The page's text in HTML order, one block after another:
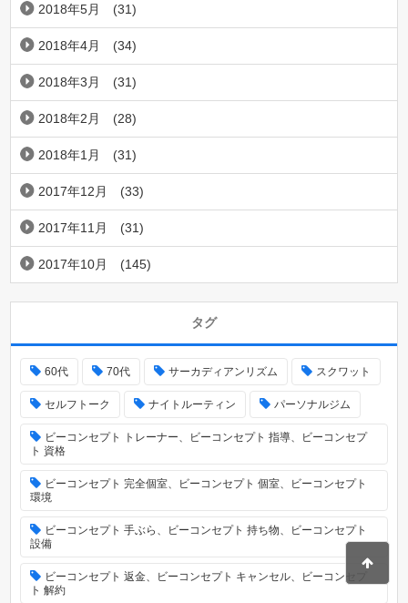
2018年5月 (31)
2018年4月 (34)
2018年3月 (31)
2018年2月 (28)
2018年1月 (31)
2017年12月 (33)
2017年11月 (31)
2017年10月 (145)
タグ
60代 70代 サーカディアンリズム スクワット
セルフトーク ナイトルーティン パーソナルジム
ビーコンセプト トレーナー、ビーコンセプト 指導、ビーコンセプ
ト 資格
ビーコンセプト 完全個室、ビーコンセプト 個室、ビーコンセプト
環境
ビーコンセプト 手ぶら、ビーコンセプト 持ち物、ビーコンセプト
設備
ビーコンセプト 返金、ビーコンセプト キャンセル、ビーコンセプ
ト 解約